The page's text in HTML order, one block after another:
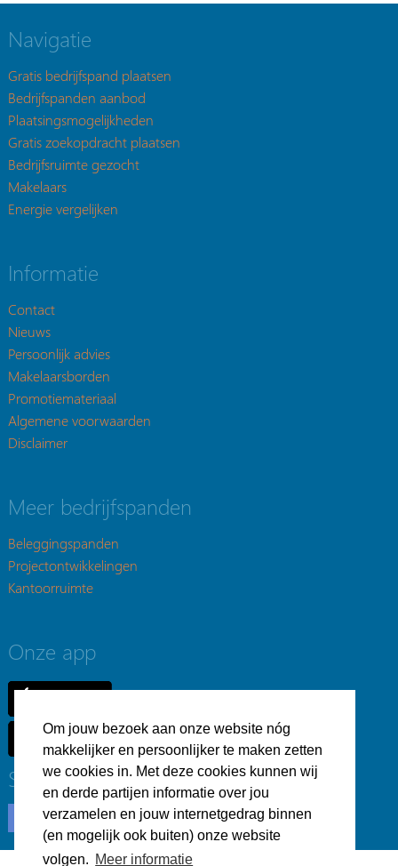
Om jouw bezoek aan onze website nóg
makkelijker en persoonlijker te maken zetten
we cookies in. Met deze cookies kunnen wij
en derde partijen informatie over jou
verzamelen en jouw internetgedrag binnen
(en mogelijk ook buiten) onze website
volgen. Meer informatie
Navigatie
Gratis bedrijfspand plaatsen
Bedrijfspanden aanbod
Plaatsingsmogelijkheden
Gratis zoekopdracht plaatsen
Bedrijfsruimte gezocht
Makelaars
Energie vergelijken
Informatie
Contact
Nieuws
Persoonlijk advies
Makelaarsborden
Promotiemateriaal
Algemene voorwaarden
Disclaimer
Meer bedrijfspanden
Beleggingspanden
Projectontwikkelingen
Kantoorruimte
Onze app
Social